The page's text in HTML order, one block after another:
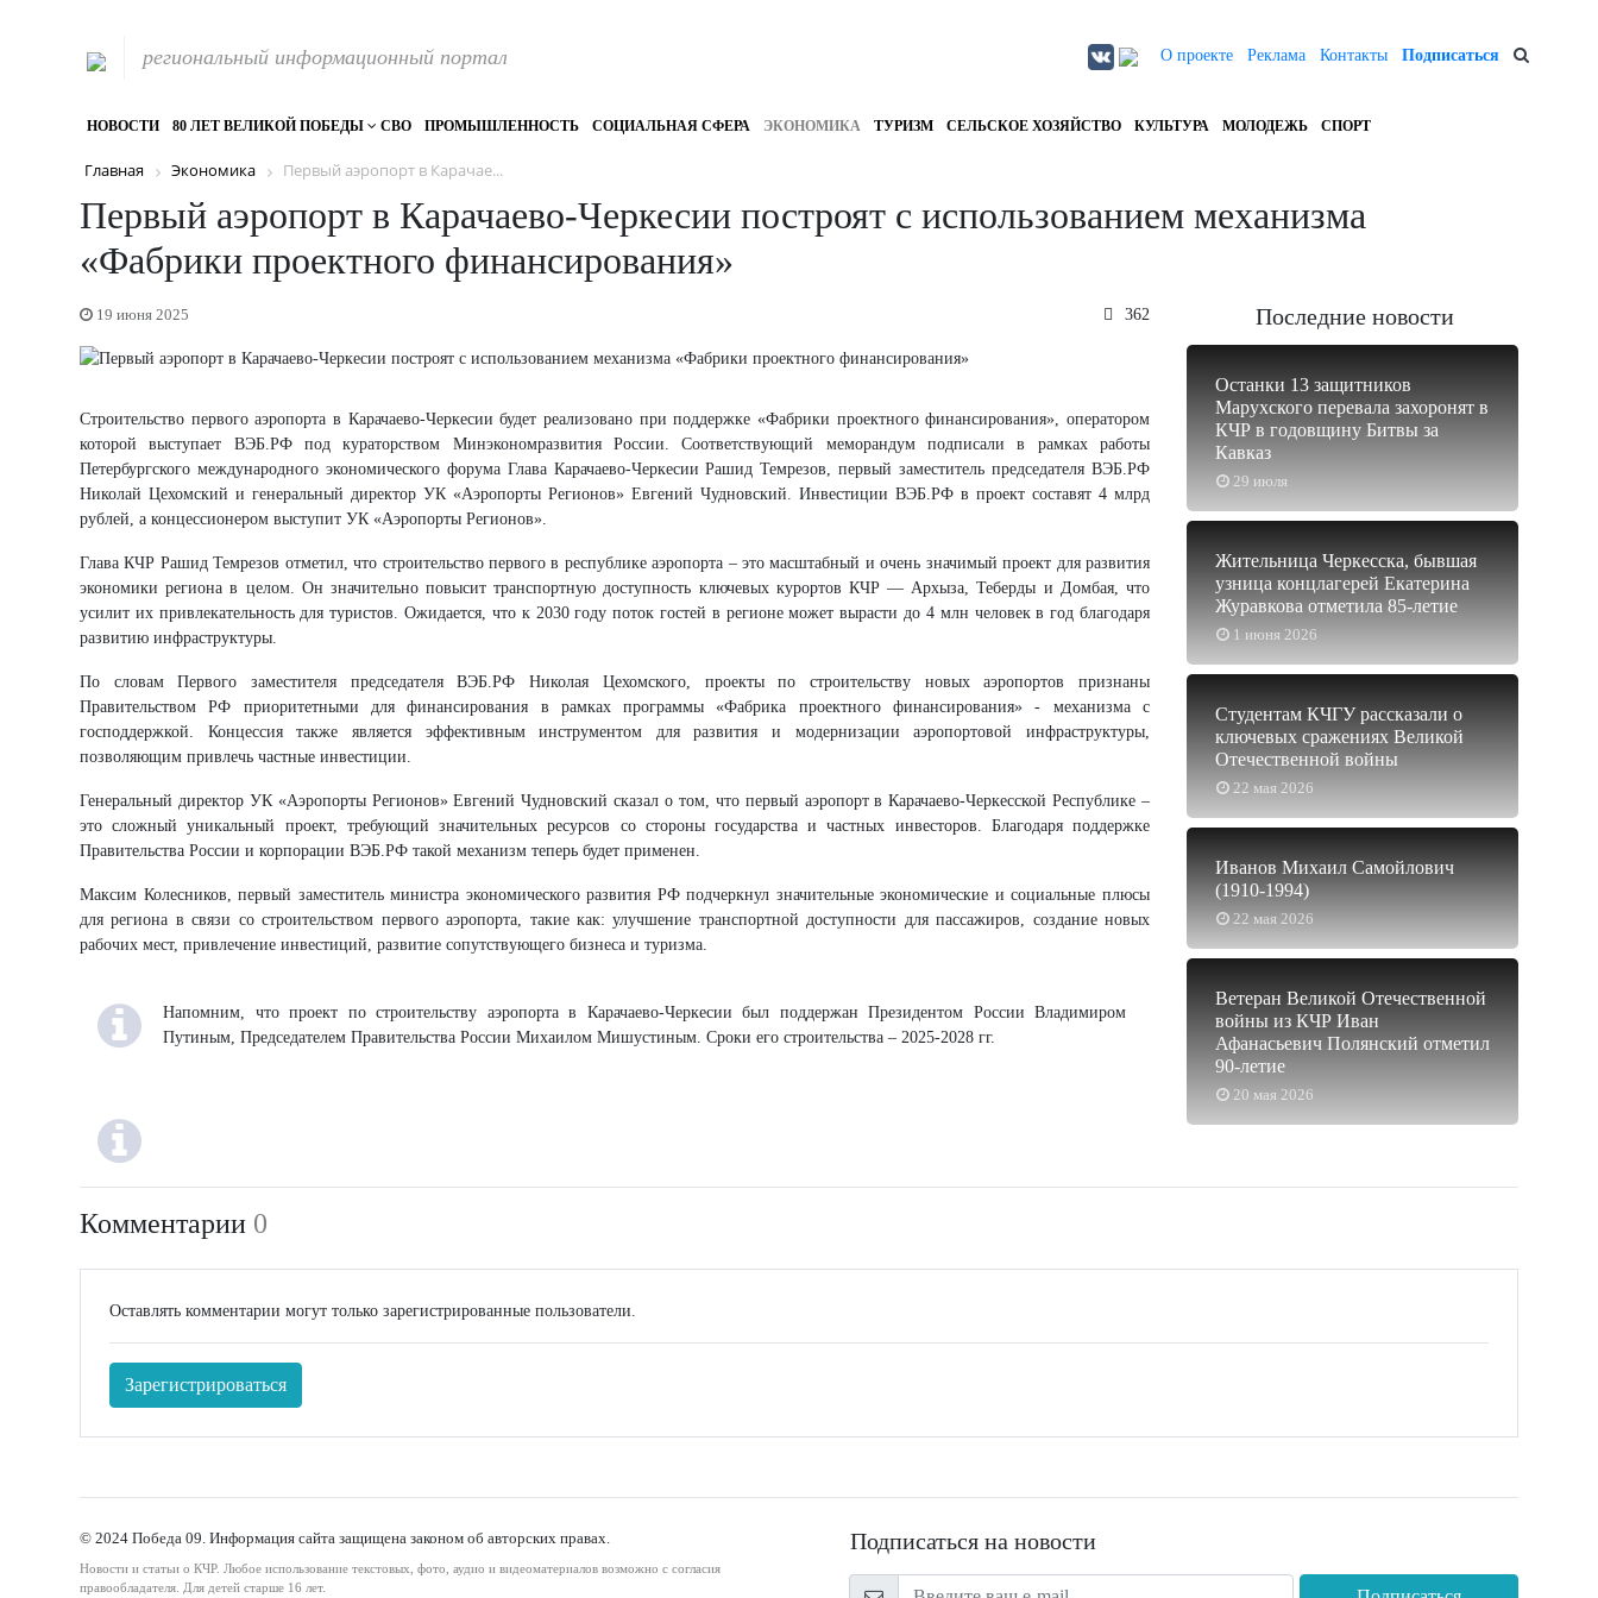
региональный информационный портал О проекте Реклама Контакты Подписаться
НОВОСТИ 80 ЛЕТ ВЕЛИКОЙ ПОБЕДЫ СВО ПРОМЫШЛЕННОСТЬ СОЦИАЛЬНАЯ СФЕРА ЭКОНОМИКА ТУРИЗМ СЕЛЬСКОЕ ХОЗЯЙСТВО КУЛЬТУРА МОЛОДЕЖЬ СПОРТ
Главная Экономика Первый аэропорт в Карачае...
Первый аэропорт в Карачаево-Черкесии построят с использованием механизма
«Фабрики проектного финансирования»
19 июня 2025 362
Строительство первого аэропорта в Карачаево-Черкесии будет реализовано при поддержке «Фабрики проектного финансирования», оператором
которой выступает ВЭБ.РФ под кураторством Минэкономразвития России. Соответствующий меморандум подписали в рамках работы
Петербургского международного экономического форума Глава Карачаево-Черкесии Рашид Темрезов, первый заместитель председателя ВЭБ.РФ
Николай Цехомский и генеральный директор УК «Аэропорты Регионов» Евгений Чудновский. Инвестиции ВЭБ.РФ в проект составят 4 млрд
рублей, а концессионером выступит УК «Аэропорты Регионов».
Глава КЧР Рашид Темрезов отметил, что строительство первого в республике аэропорта – это масштабный и очень значимый проект для развития
экономики региона в целом. Он значительно повысит транспортную доступность ключевых курортов КЧР — Архыза, Теберды и Домбая, что
усилит их привлекательность для туристов. Ожидается, что к 2030 году поток гостей в регионе может вырасти до 4 млн человек в год благодаря
развитию инфраструктуры.
По словам Первого заместителя председателя ВЭБ.РФ Николая Цехомского, проекты по строительству новых аэропортов признаны
Правительством РФ приоритетными для финансирования в рамках программы «Фабрика проектного финансирования» - механизма с
господдержкой. Концессия также является эффективным инструментом для развития и модернизации аэропортовой инфраструктуры,
позволяющим привлечь частные инвестиции.
Генеральный директор УК «Аэропорты Регионов» Евгений Чудновский сказал о том, что первый аэропорт в Карачаево-Черкесской Республике –
это сложный уникальный проект, требующий значительных ресурсов со стороны государства и частных инвесторов. Благодаря поддержке
Правительства России и корпорации ВЭБ.РФ такой механизм теперь будет применен.
Максим Колесников, первый заместитель министра экономического развития РФ подчеркнул значительные экономические и социальные плюсы
для региона в связи со строительством первого аэропорта, такие как: улучшение транспортной доступности для пассажиров, создание новых
рабочих мест, привлечение инвестиций, развитие сопутствующего бизнеса и туризма.
Напомним, что проект по строительству аэропорта в Карачаево-Черкесии был поддержан Президентом России Владимиром
Путиным, Председателем Правительства России Михаилом Мишустиным. Сроки его строительства – 2025-2028 гг.
Последние новости
29 июля
Останки 13 защитников
Марухского перевала захоронят в
КЧР в годовщину Битвы за
Кавказ
1 июня 2026
Жительница Черкесска, бывшая
узница концлагерей Екатерина
Журавкова отметила 85-летие
22 мая 2026
Студентам КЧГУ рассказали о
ключевых сражениях Великой
Отечественной войны
22 мая 2026
Иванов Михаил Самойлович
(1910-1994)
20 мая 2026
Ветеран Великой Отечественной
войны из КЧР Иван
Афанасьевич Полянский отметил
90-летие
Комментарии 0
Оставлять комментарии могут только зарегистрированные пользователи.
Зарегистрироваться
© 2024 Победа 09. Информация сайта защищена законом об авторских правах.
Новости и статьи о КЧР. Любое использование текстовых, фото, аудио и видеоматериалов возможно с согласия
правообладателя. Для детей старше 16 лет.
Подписаться на новости